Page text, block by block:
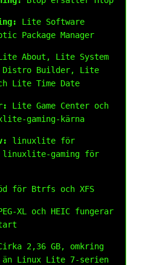
Lite Software
Package Manager
About, Lite System
Builder, Lite
Lite Time Date
Lite Game Center och
gaming-kärna
linuxlite för
linuxlite-gaming för
för Btrfs och XFS
XL och HEIC fungerar
2,36 GB, omkring
än Linux Lite 7-serien